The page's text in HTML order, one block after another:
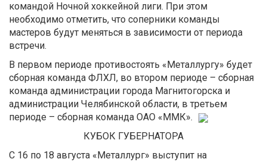
командой Ночной хоккейной лиги. При этом
необходимо отметить, что соперники команды
мастеров будут меняться в зависимости от периода
встречи.
В первом периоде противостоять «Металлургу» будет
сборная команда ФЛХЛ, во втором периоде – сборная
команда администрации города Магнитогорска и
администрации Челябинской области, в третьем
периоде – сборная команда ОАО «ММК».
КУБОК ГУБЕРНАТОРА
С 16 по 18 августа «Металлург» выступит на